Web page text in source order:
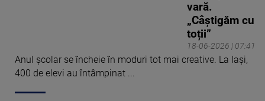
18-06-2026 | 07:41
vară.
„Câștigăm cu
toții”
Anul școlar se încheie în moduri tot mai creative. La Iași,
400 de elevi au întâmpinat ...